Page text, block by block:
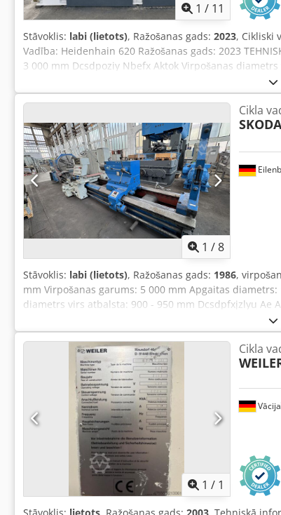
1 / 11
Stāvoklis: labi (lietots), Ražošanas gads: 2023, Cikliski
Vadība: Heidenhain 620 Ražošanas gads: 2023
3 000 mm Dcsdpoziy Nbefx Aktok Virpošanas
slīdotāja: 435 mm GALVENĀ VĀSTŠ Apgriezienu
Griezes moments: apm. 2 000 Nm Instrumentu
diametrs: 90 mm Pinoles gājiens: 180 mm
šķidruma sistēma Programmatūra: 3. līmenis
1 /8
Cikla
SKODA
Stāvoklis: labi (lietots), Ražošanas gads: 1986,
mm Virpošanas garums: 5 000 mm Apgaitas
diametrs virs atbalsta: 900 - 950 mm Dcsdpfxjzlyu Ae
1 / 1
Vācija
Cikla
Stāvoklis: lietots , Ražošanas gads: 2003 , Tehniskā